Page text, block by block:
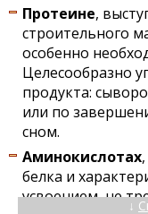
Протеине,
строительного
особенно
Целесообразно
продукта:
или по
сном.
Аминокислотах
белка и
усвоением, не ↓